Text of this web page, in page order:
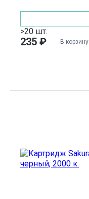
>20 шт.
235 ₽ В корзину